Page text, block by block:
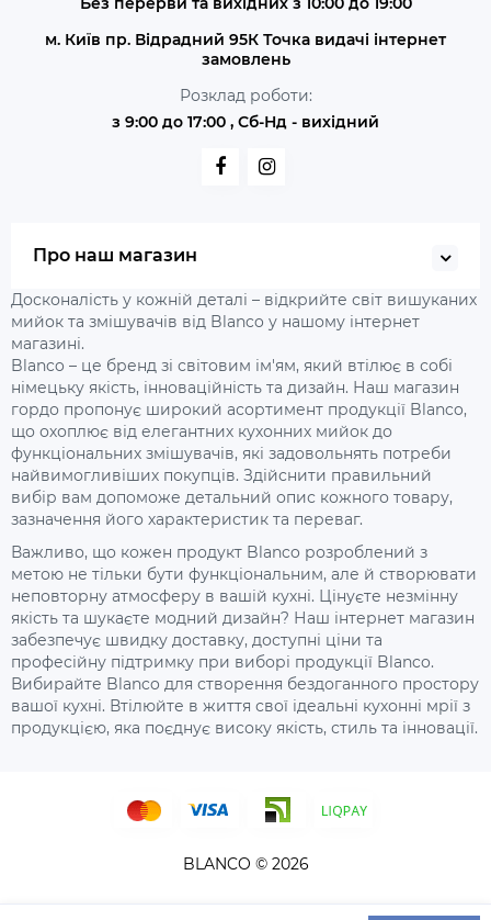
м. Київ пр. Відрадний 95К Точка видачі інтернет
замовлень
Розклад роботи:
з 9:00 до 17:00 , Сб-Нд - вихідний
Про наш магазин
Досконалість у кожній деталі – відкрийте світ вишуканих
мийок та змішувачів від Blanco у нашому інтернет
магазині.
Blanco – це бренд зі світовим ім'ям, який втілює в собі
німецьку якість, інноваційність та дизайн. Наш магазин
гордо пропонує широкий асортимент продукції Blanco,
що охоплює від елегантних кухонних мийок до
функціональних змішувачів, які задовольнять потреби
найвимогливіших покупців. Здійснити правильний
вибір вам допоможе детальний опис кожного товару,
зазначення його характеристик та переваг.
Важливо, що кожен продукт Blanco розроблений з
метою не тільки бути функціональним, але й створювати
неповторну атмосферу в вашій кухні. Цінуєте незмінну
якість та шукаєте модний дизайн? Наш інтернет магазин
забезпечує швидку доставку, доступні ціни та
професійну підтримку при виборі продукції Blanco.
Вибирайте Blanco для створення бездоганного простору
вашої кухні. Втілюйте в життя свої ідеальні кухонні мрії з
продукцією, яка поєднує високу якість, стиль та інновації.
BLANCO © 2026